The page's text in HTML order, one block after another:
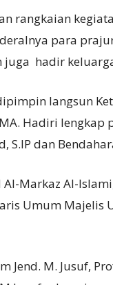
rangkaian
para
juga hadir
langsun
Hadiri lengkap
dan
Markaz Al-
Umum Majelis
Jend. M. Jusuf,